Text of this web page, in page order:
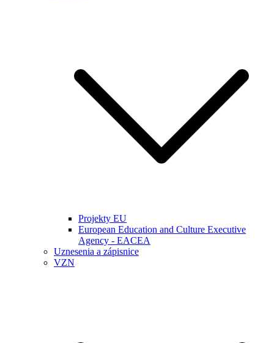
Projekty EU
European Education and Culture Executive
Agency - EACEA
Uznesenia a zápisnice
VZN